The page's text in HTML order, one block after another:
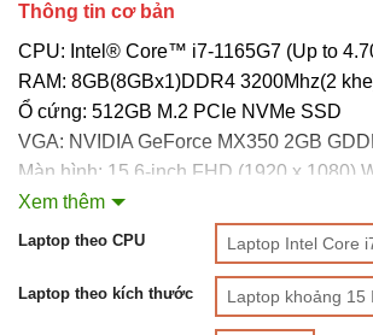
Thông tin cơ bản
CPU: Intel® Core™ i7-1165G7 (Up to
RAM: 8GB(8GBx1)DDR4 3200Mhz(2
Ổ cứng: 512GB M.2 PCIe NVMe SSD
VGA: NVIDIA GeForce MX350 2GB
Màn hình: 15.6-inch FHD (1920 x 1080)
Pin: 3 Cell, 41WHr
Cân nặng: 1.85 kg
Tính năng: bảo mật vân tay
OS: Windows 11 Home + Office Home
Xem thêm
Laptop theo CPU Laptop Intel Core
Laptop theo kích thước Laptop khoảng 15